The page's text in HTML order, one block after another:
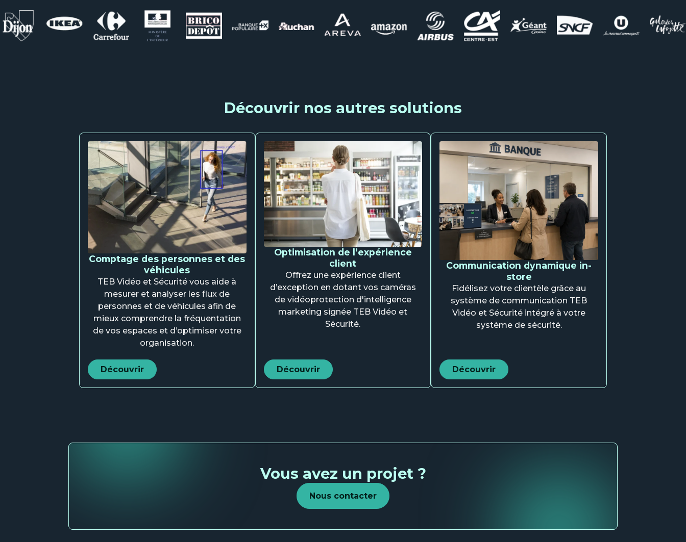
Découvrir nos autres solutions
Comptage des personnes et des
véhicules
TEB Vidéo et Sécurité vous aide à
mesurer et analyser les flux de
personnes et de véhicules afin de
mieux comprendre la fréquentation
de vos espaces et d’optimiser votre
organisation.
Découvrir
Optimisation de l’expérience
client
Offrez une expérience client
d’exception en dotant vos caméras
de vidéoprotection d'intelligence
marketing signée TEB Vidéo et
Sécurité.
Découvrir
Communication dynamique in-
store
Fidélisez votre clientèle grâce au
système de communication TEB
Vidéo et Sécurité intégré à votre
système de sécurité.
Découvrir
Vous avez un projet ?
Nous contacter